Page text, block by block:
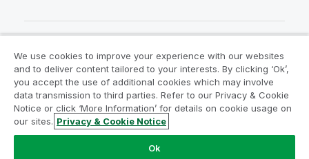
Qlik コミュニティ
法的契約 製品規約
Legal Policies
リーガルポリシー
利用規約
Do Not Share My Info
Copyright © 1993-2026 QlikTech International AB.無断複写・
We use cookies to improve your experience with our websites
and to deliver content tailored to your interests. By clicking ‘Ok’,
you accept the use of additional cookies which may involve
data transmission to third parties. Refer to our Privacy & Cookie
Notice or click ‘More Information’ for details on cookie usage on
our sites. Privacy & Cookie Notice
Ok